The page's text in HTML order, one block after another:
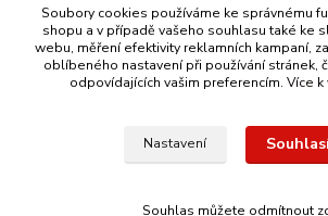
+420 739 924 550
(Po-Pá, 8-17 hod.)
info@bmautodily.cz
Copyright 2026 BM-AUTODÍLY. Všechna
Soubory cookies používáme ke správnému
shopu a v případě vašeho souhlasu také ke
webu, měření efektivity reklamních kampaní,
oblíbeného nastavení při používání stránek,
odpovídajících vašim preferencím. Více k
Nastavení
Souhlas můžete odmítnout